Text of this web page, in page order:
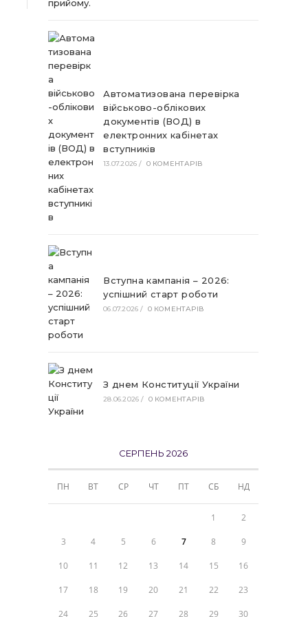
Автоматизована перевірка
військово-облікових
документів (ВОД) в
електронних кабінетах
вступників
13.07.2026 / 0 КОМЕНТАРІВ
Вступна кампанія – 2026:
успішний старт роботи
06.07.2026 / 0 КОМЕНТАРІВ
З днем Конституції України
28.06.2026 / 0 КОМЕНТАРІВ
СЕРПЕНЬ 2026
ПН ВТ СР ЧТ ПТ СБ НД
1 2
3 4 5 6 7 8 9
10 11 12 13 14 15 16
17 18 19 20 21 22 23
24 25 26 27 28 29 30